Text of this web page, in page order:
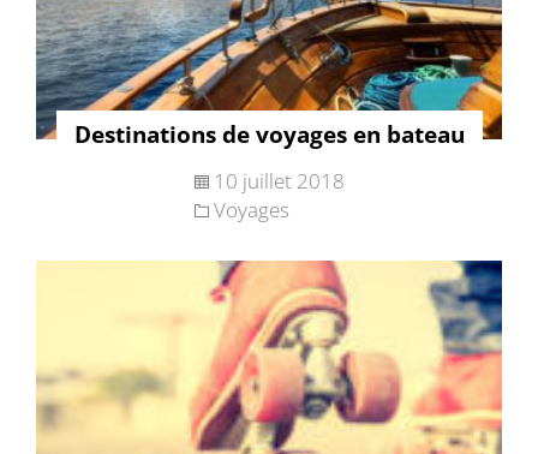
Destinations de voyages en bateau
10 juillet 2018
Voyages